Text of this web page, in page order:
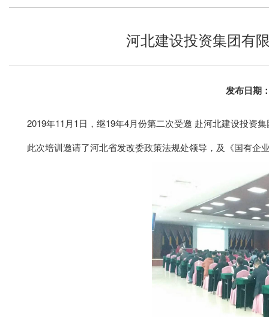
河北建设投资集团有
发布日期
2019年11月1日，继19年4月份第二次受邀 赴河北建设投资
此次培训邀请了河北省发改委政策法规处领导，及《国有企